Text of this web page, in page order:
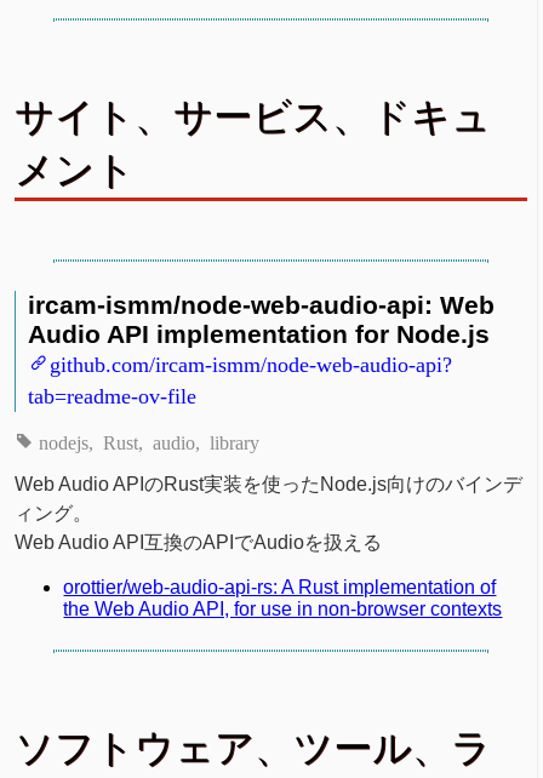
サイト、サービス、ドキュ
メント
ircam-ismm/node-web-audio-api: Web
Audio API implementation for Node.js
github.com/ircam-ismm/node-web-audio-api?
tab=readme-ov-file
nodejs Rust audio library
Web Audio APIのRust実装を使ったNode.js向けのバインデ
ィング。
Web Audio API互換のAPIでAudioを扱える
orottier/web-audio-api-rs: A Rust implementation of
the Web Audio API, for use in non-browser contexts
ソフトウェア、ツール、ラ